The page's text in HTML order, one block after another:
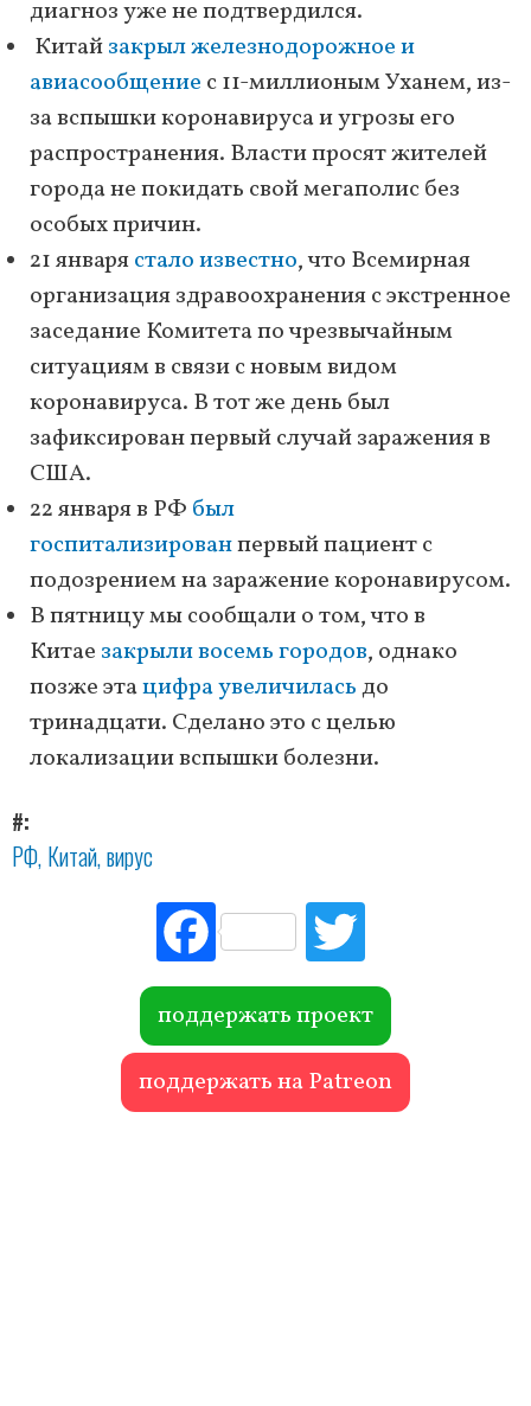
диагноз уже не подтвердился.
Китайзакрыл железнодорожное и
авиасообщение с 11-миллионым Уханем, из-
за вспышки коронавируса и угрозы его
распространения. Власти просят жителей
города не покидать свой мегаполис без
особых причин.
21 январястало известно, что Всемирная
организация здравоохранения с экстренное
заседание Комитета по чрезвычайным
ситуациям в связи с новым видом
коронавируса. В тот же день был
зафиксирован первый случай заражения в
США.
22 января в РФ был
госпитализированпервый пациент с
подозрением на заражение коронавирусом.
В пятницу мы сообщали о том, что в
Китае закрыли восемь городов, однако
позже этацифра увеличиласьдо
тринадцати. Сделано это с целью
локализации вспышки болезни.
#
РФ Китай вирус
Fac
ebo
ok r
поддержать проект
поддержать на Patreon